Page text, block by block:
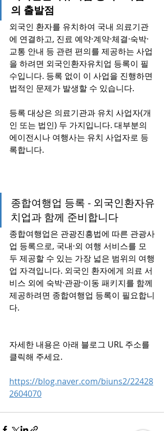
의 출발점
외국인 환자를 유치하여 국내 의료기관
에 연결하고, 진료 예약·계약·체결·숙박·
교통 안내 등 관련 편의를 제공하는 사업
을 하려면 외국인환자유치업 등록이 필
수입니다. 등록 없이 이 사업을 진행하면
법적인 문제가 발생할 수 있습니다.
등록 대상은 의료기관과 유치 사업자(개
인 또는 법인) 두 가지입니다. 대부분의
에이전시나 여행사는 유치 사업자로 등
록합니다.
종합여행업 등록 - 외국인환자유
치업과 함께 준비합니다
종합여행업은 관광진흥법에 따른 관광사
업 등록으로, 국내·외 여행 서비스를 모
두 제공할 수 있는 가장 넓은 범위의 여행
업 자격입니다. 외국인 환자에게 의료 서
비스 외에 숙박·관광·이동 패키지를 함께
제공하려면 종합여행업 등록이 필요합니
다.
자세한 내용은 아래 블로그 URL 주소를
클릭해 주세요.
https://blog.naver.com/biuns2/22428
2604070